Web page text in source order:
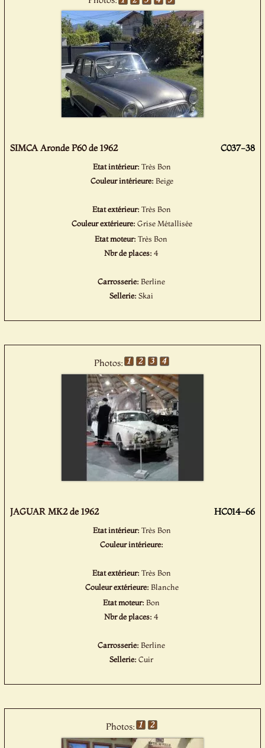
SIMCA Aronde P60 de 1962 C037-38
Etat intérieur: Très Bon
Couleur intérieure: Beige
Etat extérieur:Très Bon
Couleur extérieure: Grise Métallisée
Etat moteur:Très Bon
Nbr de places: 4
Carrosserie: Berline
Sellerie: Skai
Photos:
JAGUAR MK2 de 1962 HC014-66
Etat intérieur: Très Bon
Couleur intérieure:
Etat extérieur:Très Bon
Couleur extérieure: Blanche
Etat moteur: Bon
Nbr de places: 4
Carrosserie: Berline
Sellerie: Cuir
Photos: